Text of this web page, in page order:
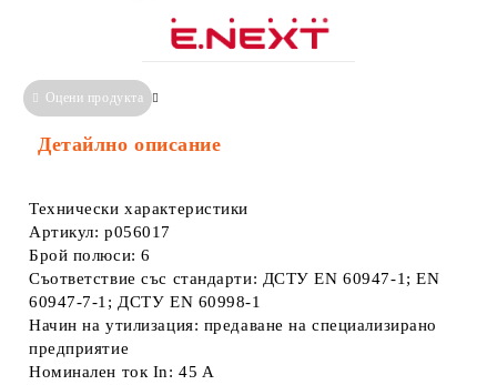
Оцени продукта
Детайлно описание
Технически характеристики
Артикул: p056017
Брой полюси: 6
Съответствие със стандарти: ДСТУ EN 60947-1; EN
60947-7-1; ДСТУ EN 60998-1
Начин на утилизация: предаване на специализирано
предприятие
Номинален ток In: 45 A